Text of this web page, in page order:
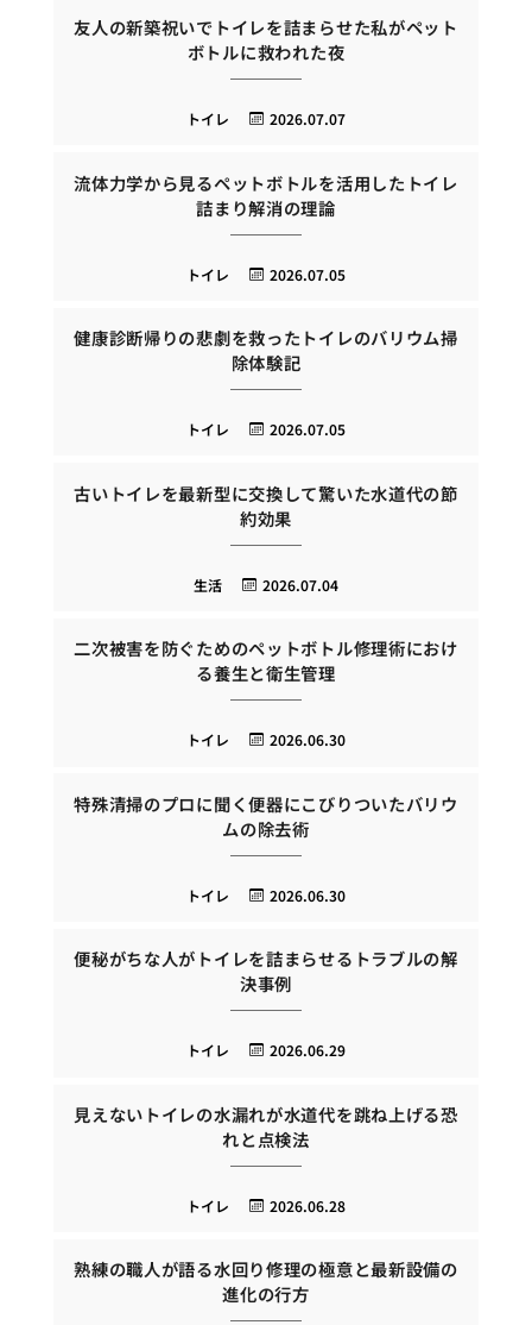
友人の新築祝いでトイレを詰まらせた私がペット
ボトルに救われた夜
2026.07.07
トイレ
流体力学から見るペットボトルを活用したトイレ
詰まり解消の理論
2026.07.05
トイレ
健康診断帰りの悲劇を救ったトイレのバリウム掃
除体験記
2026.07.05
トイレ
古いトイレを最新型に交換して驚いた水道代の節
約効果
2026.07.04
生活
二次被害を防ぐためのペットボトル修理術におけ
る養生と衛生管理
2026.06.30
トイレ
特殊清掃のプロに聞く便器にこびりついたバリウ
ムの除去術
2026.06.30
トイレ
便秘がちな人がトイレを詰まらせるトラブルの解
決事例
2026.06.29
トイレ
見えないトイレの水漏れが水道代を跳ね上げる恐
れと点検法
2026.06.28
トイレ
熟練の職人が語る水回り修理の極意と最新設備の
進化の行方